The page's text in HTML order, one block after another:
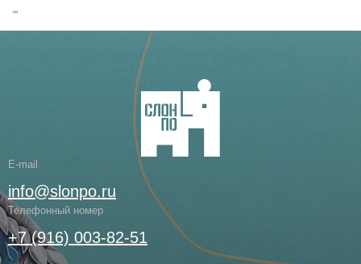
E-mail
info@slonpo.ru
Телефонный номер
+7 (916) 003-82-51